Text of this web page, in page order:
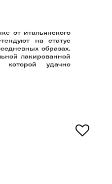
от итальянского
на статус
образах.
лакированной
которой удачно